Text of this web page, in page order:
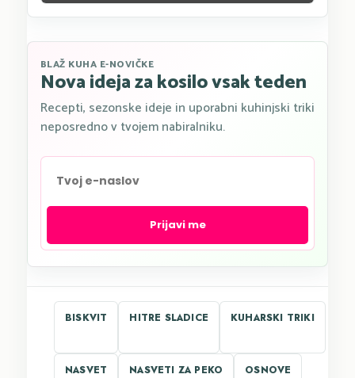
BLAŽ KUHA E-NOVIČKE
Nova ideja za kosilo vsak teden
Recepti, sezonske ideje in uporabni kuhinjski triki
neposredno v tvojem nabiralniku.
Prijavi me
BISKVIT HITRE SLADICE KUHARSKI TRIKI
NASVET NASVETI ZA PEKO OSNOVE